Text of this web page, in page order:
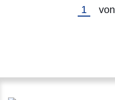
Aktuelle
1 von